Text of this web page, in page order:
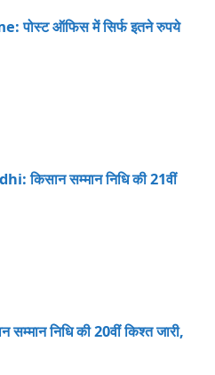
पोस्ट ऑफिस में सिर्फ इतने रुपये
किसान सम्मान निधि की 21वीं
निधि की 20वीं किश्त जारी,